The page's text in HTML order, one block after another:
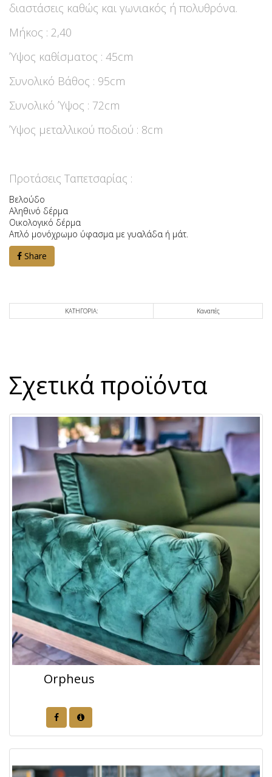
διαστάσεις καθώς και γωνιακός ή πολυθρόνα.
Μήκος : 2,40
Ύψος καθίσματος : 45cm
Συνολικό Βάθος : 95cm
Συνολικό Ύψος : 72cm
Ύψος μεταλλικού ποδιού : 8cm
Προτάσεις Ταπετσαρίας :
Βελούδο
Αληθινό δέρμα
Οικολογικό δέρμα
Απλό μονόχρωμο ύφασμα με γυαλάδα ή μάτ.
Share
ΚΑΤΗΓΟΡΙΑ: Καναπές
Σχετικά προϊόντα
Orpheus